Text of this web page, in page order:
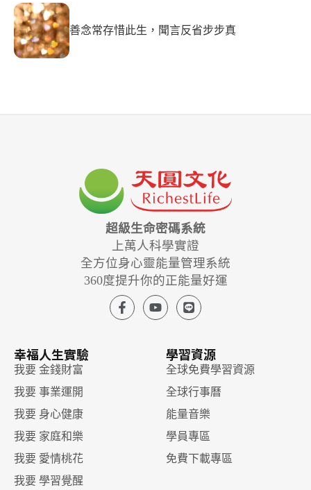
善念常存惜此生，聞言反省步步真
超級生命密碼系統
上萬人科學實證
全方位身心靈能量管理系統
360度提升你的正能量好運
幸福人生實驗
我要 金錢財富
我要 事業運開
我要 身心健康
我要 家庭和樂
我要 愛情桃花
我要 學習覺醒
學習資源
全球免費學習資源
全球行事曆
能量音樂
學員專區
免費下載專區